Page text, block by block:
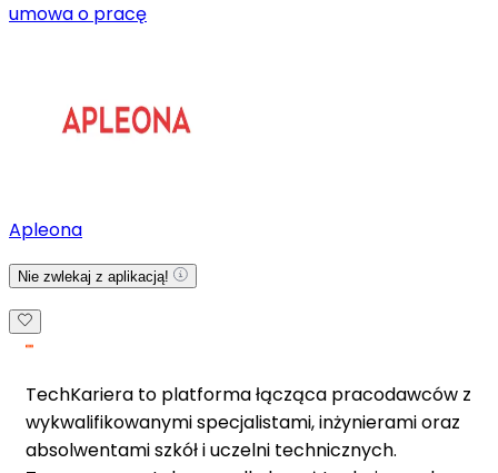
umowa o pracę
Apleona
Nie zwlekaj z aplikacją!
TechKariera to platforma łącząca pracodawców z
wykwalifikowanymi specjalistami, inżynierami oraz
absolwentami szkół i uczelni technicznych.